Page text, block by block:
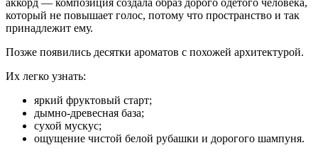
который не повышает голос, потому что пространство и так
принадлежит ему.
Позже появились десятки ароматов с похожей архитектурой.
Их легко узнать:
яркий фруктовый старт;
дымно-древесная база;
сухой мускус;
ощущение чистой белой рубашки и дорогого шампуня.